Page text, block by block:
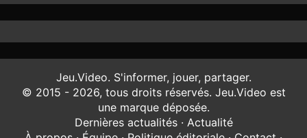
Jeu.Video. S'informer, jouer, partager.
© 2015 - 2026, tous droits réservés. Jeu.Video est
une marque déposée.
Dernières actualités· Actualité